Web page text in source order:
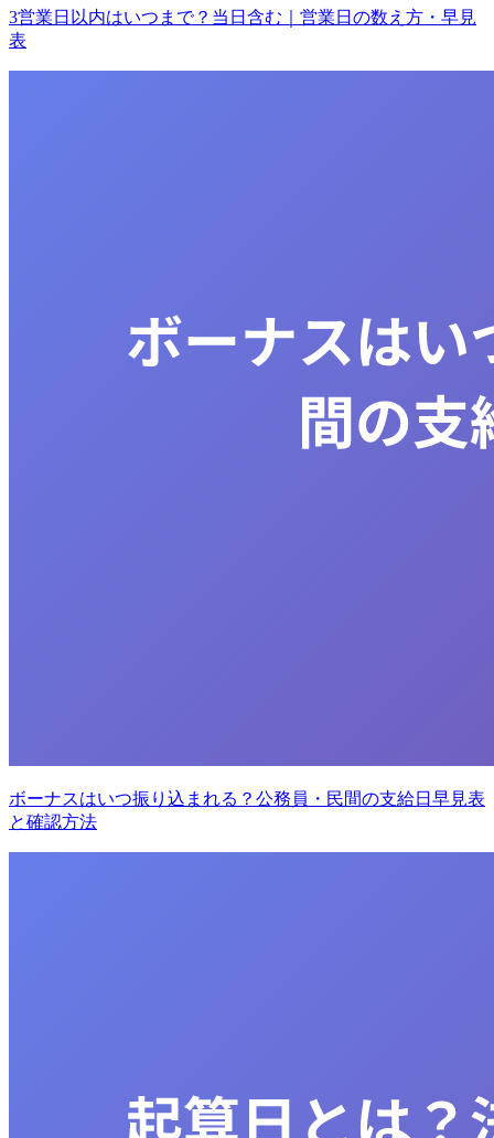
3営業日以内はいつまで？当日含む｜営業日の数え方・早見
表
ボーナスはいつ振り込まれる？公務員・民間の支給日早見表
と確認方法